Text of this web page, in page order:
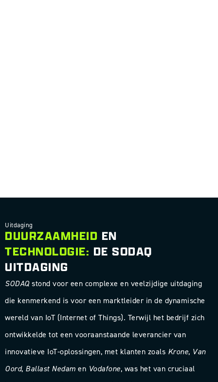
Uitdaging
DUURZAAMHEID EN
TECHNOLOGIE: DE SODAQ
UITDAGING
SODAQ stond voor een complexe en veelzijdige uitdaging
die kenmerkend is voor een marktleider in de dynamische
wereld van IoT (Internet of Things). Terwijl het bedrijf zich
ontwikkelde tot een vooraanstaande leverancier van
innovatieve IoT-oplossingen, met klanten zoals Krone, Van
Oord, Ballast Nedam en Vodafone, was het van cruciaal